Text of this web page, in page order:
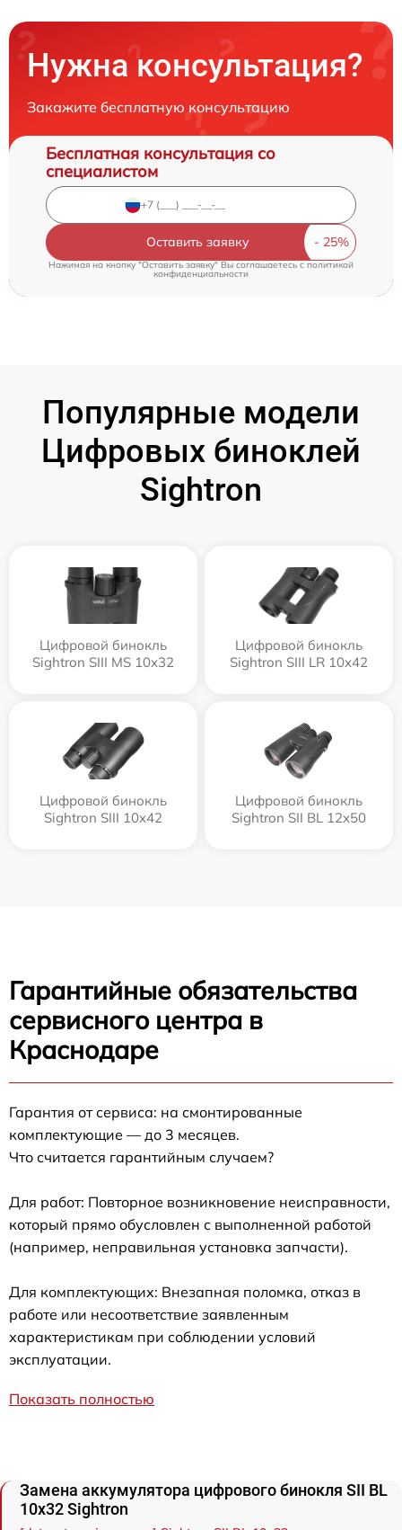
Нужна консультация?
Закажите бесплатную консультацию
Бесплатная консультация со
специалистом
Оставить заявку
Нажимая на кнопку "Оставить заявку" Вы соглашаетесь cполитикой
конфиденциальности
Популярные модели
Цифровых биноклей
Sightron
Цифровой бинокль
Sightron SIII MS 10x32
Цифровой бинокль
Sightron SIII LR 10x42
Цифровой бинокль
Sightron SIII 10x42
Цифровой бинокль
Sightron SII BL 12x50
Гарантийные обязательства
сервисного центра в
Краснодаре
Гарантия от сервиса: на смонтированные
комплектующие — до 3 месяцев.
Что считается гарантийным случаем?
Для работ: Повторное возникновение неисправности,
который прямо обусловлен с выполненной работой
(например, неправильная установка запчасти).
Для комплектующих: Внезапная поломка, отказ в
работе или несоответствие заявленным
характеристикам при соблюдении условий
эксплуатации.
Показать полностью
Замена аккумулятора цифрового бинокля SII BL
10x32 Sightron